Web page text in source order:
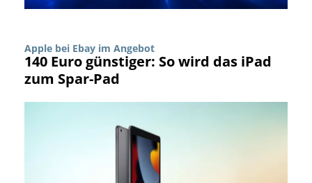
Apple bei Ebay im Angebot
140 Euro günstiger: So wird das iPad
zum Spar-Pad